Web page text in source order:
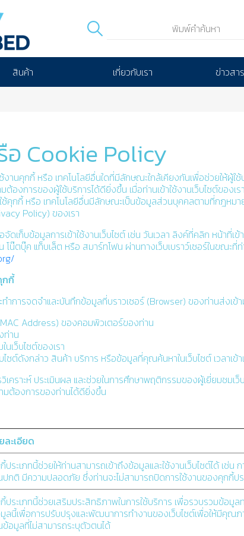
สินค้า เกี่ยวกับเรา ข่าวสา
Cookie Policy
งานคุกกี้ หรือ เทคโนโลยีอื่นใดที่มีลักษณะใกล้เคียงกันเพื่อช่วยให้ผู้
งการของผู้ใช้บริการได้ดียิ่งขึ้น เมื่อท่านเข้าใช้งานเว็บไซต์ขอ
คุกกี้ หรือ เทคโนโลยีอื่นมีลักษณะเป็นข้อมูลส่วนบุคคลตามที่กฎหม
Policy) ของเรา
จัดเก็บข้อมูลการเข้าใช้งานเว็บไซต์ เช่น วันเวลา ลิงค์ที่คลิก หน้า
โน๊ตบุ๊ค แท็บเล็ต หรือ สมาร์ทโฟน ผ่านทางเว็บเบราว์เซอร์ในขณะ
กกี้
ะทำการจดจำและบันทึกข้อมูลที่บราวเซอร์ (Browser) ของท่านส่งเข้
Address) ของคอมพิวเตอร์ของท่าน
ท่าน
เว็บไซต์ของเรา
ไซต์ดังกล่าว สินค้า บริการ หรือข้อมูลที่คุณค้นหาในเว็บไซต์ เวลาเ
คราะห์ ประเมินผล และช่วยในการศึกษาพฤติกรรมของผู้เยี่ยมชม
มต้องการของท่านได้ดียิ่งขึ้น
ละเอียด
ประเภทนี้ช่วยให้ท่านสามารถเข้าถึงข้อมูลและใช้งานเว็บไซต์ได้ เช่
ปกติ มีความปลอดภัย ซึ่งท่านจะไม่สามารถปิดการใช้งานของคุกกี้ปร
ประเภทนี้ช่วยเสริมประสิทธิภาพในการใช้บริการ เพื่อรวบรวมข้อ
ลนี้เพื่อการปรับปรุงและพัฒนาการทำงานของเว็บไซต์เพื่อให้มีคุณ
ข้อมูลที่ไม่สามารถระบุตัวตนได้